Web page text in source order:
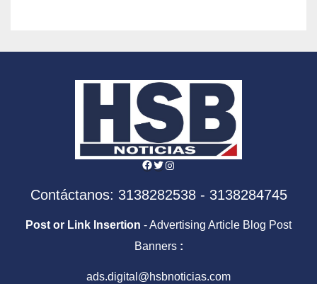
Facebook
Twitter
Instagram
Contáctanos: 3138282538 - 3138284745
Post or Link Insertion - Advertising Article Blog Post
Banners :
ads.digital@hsbnoticias.com